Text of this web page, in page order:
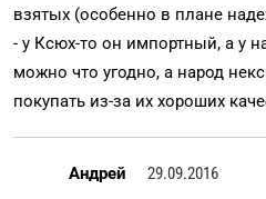
взятых (особенно в плане
- у Ксюх-то он импортный, а у
можно что угодно, а народ
покупать из-за их хороших
Андрей
29.09.2016